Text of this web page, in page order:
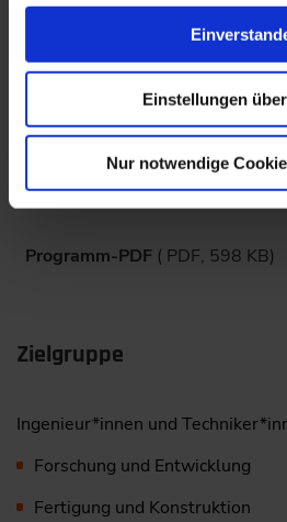
Einstellungen
Nur notwendige
Überblick zu häufig
Ultraschallprüfung
Durchstrahlende Verfahren
Magnetische Verfahren
Programm-PDF ( PDF, 598 KB)
Zielgruppe
Ingenieur*innen und
Forschung und Entwicklung
Fertigung und Konstruktion